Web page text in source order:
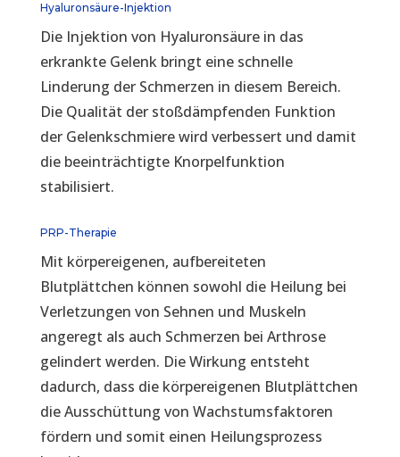
Hyaluronsäure-Injektion
Die Injektion von Hyaluronsäure in das
erkrankte Gelenk bringt eine schnelle
Linderung der Schmerzen in diesem Bereich.
Die Qualität der stoßdämpfenden Funktion
der Gelenkschmiere wird verbessert und damit
die beeinträchtigte Knorpelfunktion
stabilisiert.
PRP-Therapie
Mit körpereigenen, aufbereiteten
Blutplättchen können sowohl die Heilung bei
Verletzungen von Sehnen und Muskeln
angeregt als auch Schmerzen bei Arthrose
gelindert werden. Die Wirkung entsteht
dadurch, dass die körpereigenen Blutplättchen
die Ausschüttung von Wachstumsfaktoren
fördern und somit einen Heilungsprozess